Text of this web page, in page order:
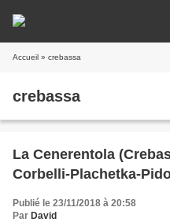
Accueil » crebassa
crebassa
La Cenerentola
Corbelli-Plachetka-
Publié le 23/11/2018 à 20:58
Par David